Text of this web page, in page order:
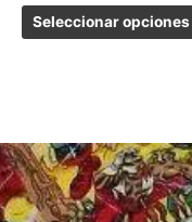
Seleccionar opciones